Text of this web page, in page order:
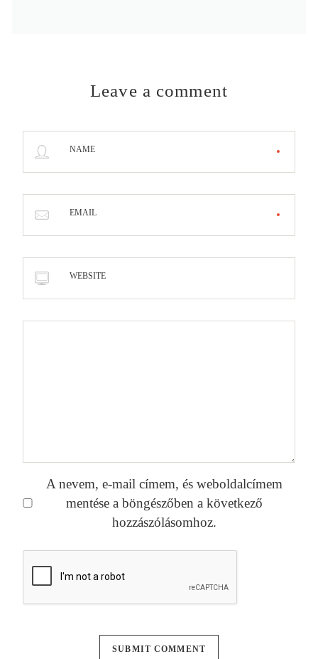
Leave a comment
NAME
EMAIL
WEBSITE
A nevem, e-mail címem, és weboldalcímem
mentése a böngészőben a következő
hozzászólásomhoz.